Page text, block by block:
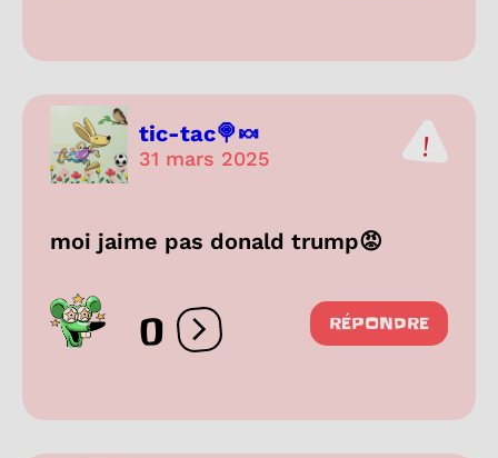
tic-tac🍭🍬
31 mars 2025
moi jaime pas donald trump😡
0 Ouvrir les réactions
RÉPONDRE